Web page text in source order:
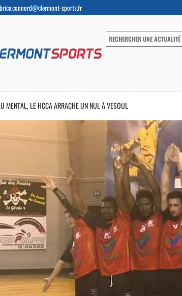
sports.fr
MENTAL, LE HCCA ARRACHE UN NUL À VESOUL